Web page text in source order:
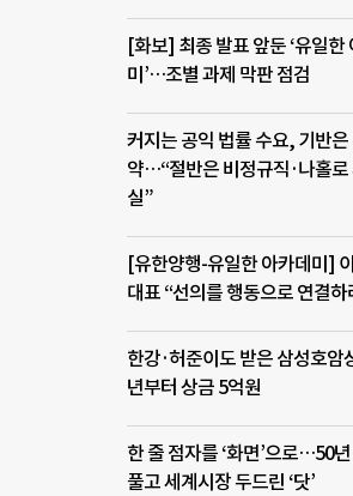
[화보] 최종 발표 앞둔 ‘유일한
미’…조별 과제 막판 점검
커지는 공익 법률 수요, 기반은
약…“절반은 비정규직·나홀로
실”
[유한양행-유일한 아카데미]
대표 “선의를 행동으로 연결하
한강·허준이도 받은 삼성호암
년부터 상금 5억원
한 줄 점자를 ‘화면’으로…50년
풀고 세계시장 두드린 ‘닷’